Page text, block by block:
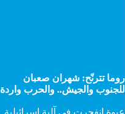
روما تترنّح: شهران صعبان
للجنوب والجيش.. والحرب واردة
عبوة انفجرت في آلية اسرائيلية